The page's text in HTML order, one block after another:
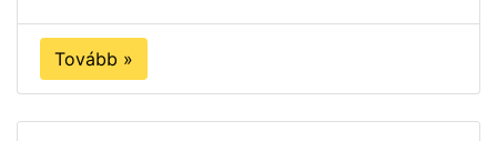
Tovább »